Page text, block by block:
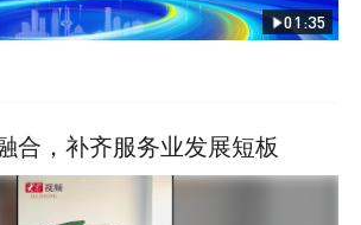
01:35
合，补齐服务业发展短板